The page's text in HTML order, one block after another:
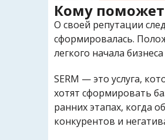
Кому поможет
О своей репутации
сформировалась.
легкого начала
SERM — это услуга,
хотят сформировать
ранних этапах, когда
конкурентов и